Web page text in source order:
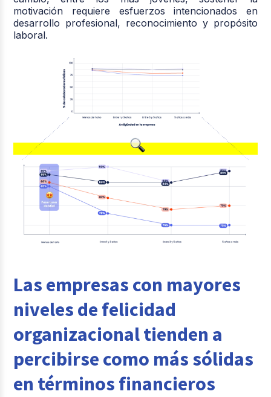
motivación requiere esfuerzos intencionados en
desarrollo profesional, reconocimiento y propósito
laboral.
Las empresas con mayores
niveles de felicidad
organizacional tienden a
percibirse como más sólidas
en términos financieros